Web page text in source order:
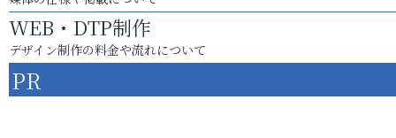
WEB・DTP制作
デザイン制作の料金や流れについて
PR